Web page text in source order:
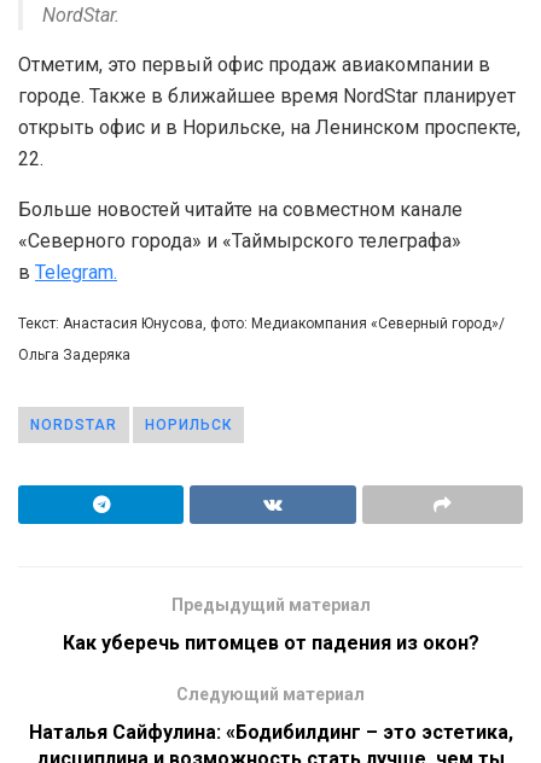
NordStar.
Отметим, это первый офис продаж авиакомпании в
городе. Также в ближайшее время NordStar планирует
открыть офис и в Норильске, на Ленинском проспекте,
22.
Больше новостей читайте на совместном канале
«Северного города» и «Таймырского телеграфа»
в Telegram.
Текст: Анастасия Юнусова, фото: Медиакомпания «Северный город»/
Ольга Задеряка
NORDSTAR НОРИЛЬСК
Предыдущий материал
Как уберечь питомцев от падения из окон?
Следующий материал
Наталья Сайфулина: «Бодибилдинг – это эстетика,